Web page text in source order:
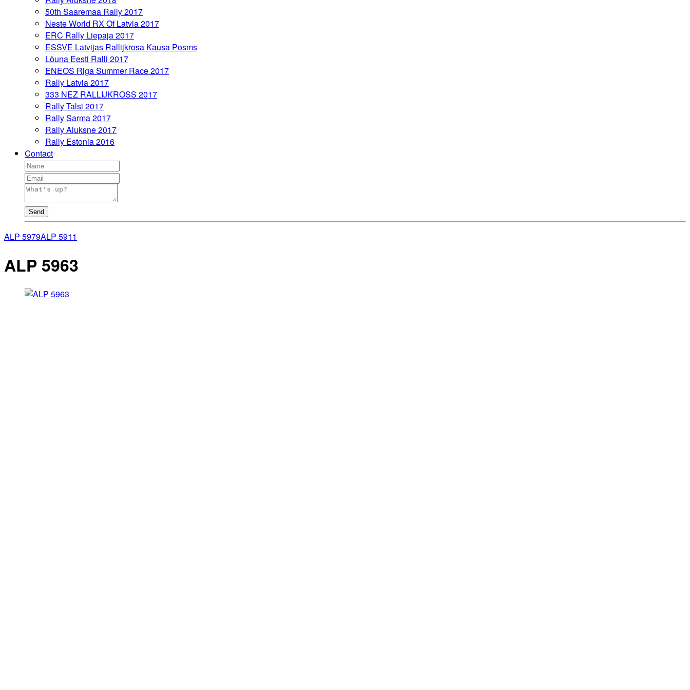
50th Saaremaa Rally 2017
Neste World RX Of Latvia 2017
ERC Rally Liepaja 2017
ESSVE Latvijas Rallijkrosa Kausa Posms
Lõuna Eesti Ralli 2017
ENEOS Riga Summer Race 2017
Rally Latvia 2017
333 NEZ RALLIJKROSS 2017
Rally Talsi 2017
Rally Sarma 2017
Rally Aluksne 2017
Rally Estonia 2016
Contact
Send
ALP 5979ALP 5911
ALP 5963